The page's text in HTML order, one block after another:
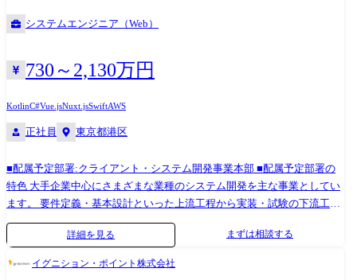
ーで広報・採用の仕事をしていた。 8か月間の自己学習
●配属プロジェクト 自動車メーカー向けWEBシステムの開発プロジェク
トにて、 機能を満たすSWの設計〜実装・テストまでの一連工程に従事
いと考えております。 ●研修期間中の勤務地 オンラインにて研修を行い
システムエンジニア（Web）
730～2,130万円
KotlinC#Vue.jsNuxt.jsSwiftAWS
正社員 東京都港区
■配属予定部署:クライアント・システム開発事業本部 ■配属予定部署の
特色 大手企業中心にさまざまな業種のシステム開発を主な事業としてい
ます。 要件定義・基本設計といった上流工程から実装・試験の下流工程
までこなせる SEクラスや元気のある若手メンバーが多く在籍しておりま
詳細を見る まずは相談する
イグニション・ポイント株式会社